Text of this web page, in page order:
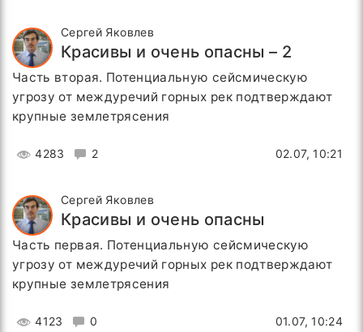
Сергей Яковлев
Красивы и очень опасны – 2
Часть вторая. Потенциальную сейсмическую
угрозу от междуречий горных рек подтверждают
крупные землетрясения
4283 2 02.07, 10:21
Сергей Яковлев
Красивы и очень опасны
Часть первая. Потенциальную сейсмическую
угрозу от междуречий горных рек подтверждают
крупные землетрясения
4123 0 01.07, 10:24